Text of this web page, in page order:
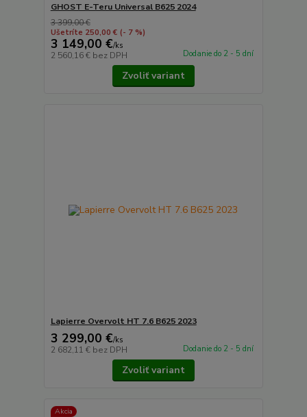
GHOST E-Teru Universal B625 2024
3 399,00 €
Ušetríte 250,00 € (- 7 %)
3 149,00 €/ks
2 560,16 € bez DPH Dodanie do 2 - 5 dní
Zvoliť variant
Lapierre Overvolt HT 7.6 B625 2023
3 299,00 €/ks
2 682,11 € bez DPH Dodanie do 2 - 5 dní
Zvoliť variant
Akcia